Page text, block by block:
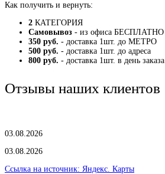
Как получить и вернуть:
2 КАТЕГОРИЯ
Самовывоз - из офиса БЕСПЛАТНО
350 руб. - доставка 1шт. до МЕТРО
500 руб. - доставка 1шт. до адреса
800 руб. - доставка 1шт. в день заказа
Отзывы наших клиентов
03.08.2026
03.08.2026
Ссылка на источник: Яндекс. Карты